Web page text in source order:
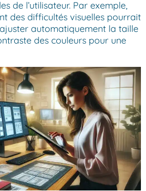
de l’utilisateur. Par exemple,
des difficultés visuelles pourrait
automatiquement la taille
des couleurs pour une